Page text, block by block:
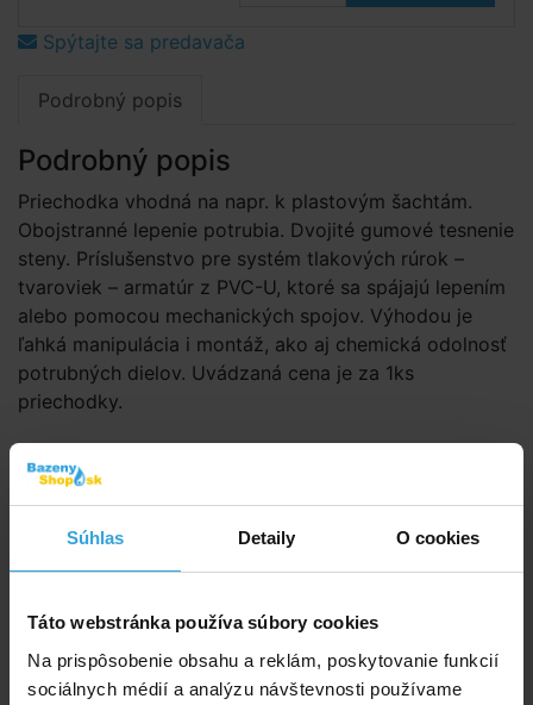
Súhlas Detaily O cookies
Táto webstránka používa súbory cookies
Na prispôsobenie obsahu a reklám, poskytovanie funkcií
sociálnych médií a analýzu návštevnosti používame
Spýtajte sa predavača
Podrobný popis
Podrobný popis
Priechodka vhodná na napr. k plastovým šachtám.
Obojstranné lepenie potrubia. Dvojité gumové tesnenie
steny. Príslušenstvo pre systém tlakových rúrok –
tvaroviek – armatúr z PVC-U, ktoré sa spájajú lepením
alebo pomocou mechanických spojov. Výhodou je
ľahká manipulácia i montáž, ako aj chemická odolnosť
potrubných dielov. Uvádzaná cena je za 1ks
priechodky.
Doporučené príslušenstvo (2)